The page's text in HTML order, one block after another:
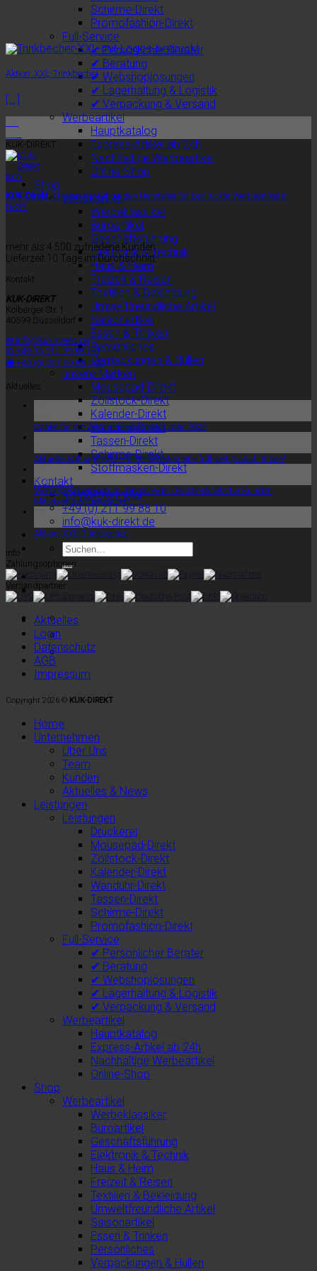
Schirme-Direkt
Promofashion-Direkt
Full-Service
✔ Persönlicher Berater
✔ Beratung
✔ Webshoplösungen
✔ Lagerhaltung & Logistik
✔ Verpackung & Versand
Werbeartikel
Hauptkatalog
Express-Artikel ab 24h
Nachhaltige Werbeartikel
Online-Shop
Shop
Werbeartikel
Werbeklassiker
Büroartikel
Geschäftsführung
Elektronik & Technik
Haus & Heim
Freizeit & Reisen
Textilien & Bekleidung
Umweltfreundliche Artikel
Saisonartikel
Essen & Trinken
Persönliches
Verpackungen & Hüllen
unsere Marken
Mousepad-Direkt
Zollstock-Direkt
Kalender-Direkt
Wanduhr-Direkt
Tassen-Direkt
Schirme-Direkt
Stoffmasken-Direkt
Kontakt
Kontaktformular
+49 (0) 211 99 88 10
info@kuk-direkt.de
Aktion: XXL-Trinkbecher
[...]
KUK-DIREKT
KUK-Direkt ist einer der führenden Hersteller für bedruckte Werbeartikel in
NRW.
mehr als 4.500 zufriedene Kunden
Lieferzeit 10 Tage im Durchschnitt
Kontakt
KUK-DIREKT
Kolberger Str. 1
40599 Düsseldorf
✉ info@kuk-direkt.de
✆ +49 (0) 211 99 88 1-0
🖷 +49 (0) 211 99 88 1-20
Aktuelles
Danke für die Zusammenarbeit im Jahr 2025
Aktuelle Auftragslage – bitte Liefertermine frühzeitig abstimmen!
Nov.
Werbegeschenke zum Jahresende: Geschenksets für Kunden,
Mitarbeiter & Lieferanten
Aktion: XXL-Trinkbecher
Info
Zahlungsoptionen:
Versandpartner:
Aktuelles
Login
Datenschutz
AGB
Impressum
Copyright 2026 © KUK-DIREKT
Home
Unternehmen
Über Uns
Team
Kunden
Aktuelles & News
Leistungen
Leistungen
Druckerei
Mousepad-Direkt
Zollstock-Direkt
Kalender-Direkt
Wanduhr-Direkt
Tassen-Direkt
Schirme-Direkt
Promofashion-Direkt
Full-Service
✔ Persönlicher Berater
✔ Beratung
✔ Webshoplösungen
✔ Lagerhaltung & Logistik
✔ Verpackung & Versand
Werbeartikel
Hauptkatalog
Express-Artikel ab 24h
Nachhaltige Werbeartikel
Online-Shop
Shop
Werbeartikel
Werbeklassiker
Büroartikel
Geschäftsführung
Elektronik & Technik
Haus & Heim
Freizeit & Reisen
Textilien & Bekleidung
Umweltfreundliche Artikel
Saisonartikel
Essen & Trinken
Persönliches
Verpackungen & Hüllen